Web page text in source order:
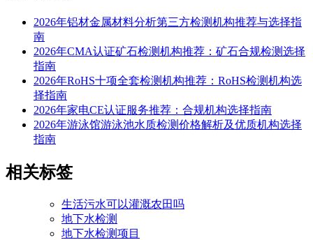
2026年铝材金属材料分析第三方检测机构推荐与选择指
南
2026年CMA认证矿石检测机构推荐：矿石合规检测选择
指南
2026年RoHS十项全套检测机构推荐：RoHS检测机构选
择指南
2026年家电CE认证服务推荐：合规机构选择指南
2026年游泳馆游泳池水质检测价格解析及优质机构选择
指南
相关标签
生活污水可以灌溉农田吗
地下水检测
地下水检测项目